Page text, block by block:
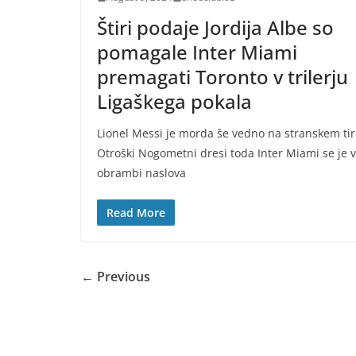
Štiri podaje Jordija Albe so
pomagale Inter Miami
premagati Toronto v trilerju
Ligaškega pokala
Lionel Messi je morda še vedno na stranskem
Otroški Nogometni dresi toda Inter Miami se je v
obrambi naslova
Read More
← Previous